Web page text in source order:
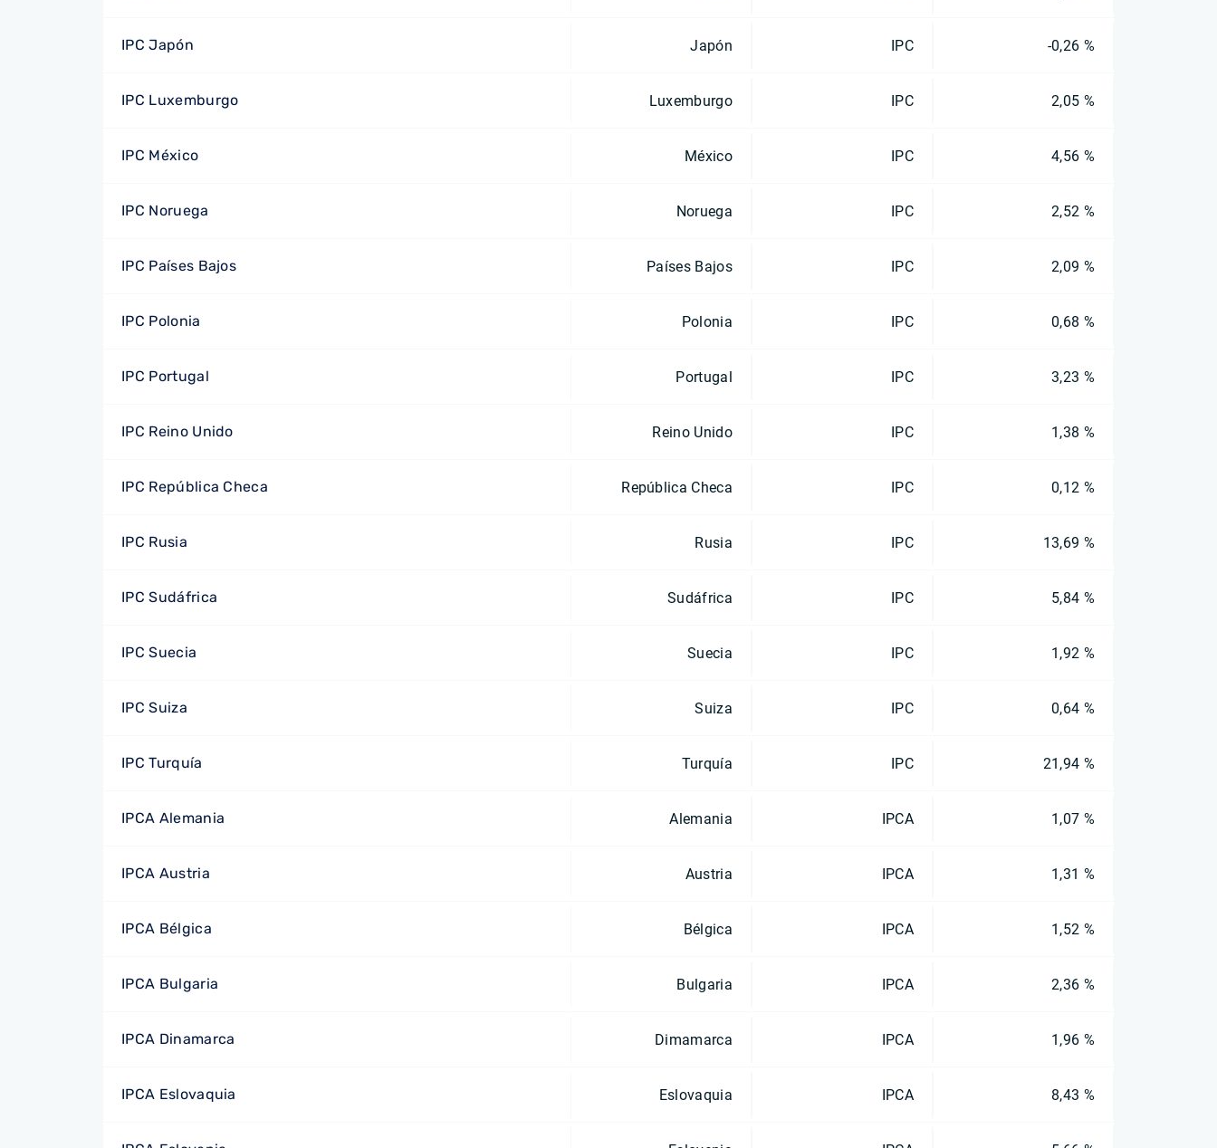
IPC Japón Japón IPC -0,26 %
IPC Luxemburgo Luxemburgo IPC 2,05 %
IPC México México IPC 4,56 %
IPC Noruega Noruega IPC 2,52 %
IPC Países Bajos Países Bajos IPC 2,09 %
IPC Polonia Polonia IPC 0,68 %
IPC Portugal Portugal IPC 3,23 %
IPC Reino Unido Reino Unido IPC 1,38 %
IPC República Checa República Checa IPC 0,12 %
IPC Rusia Rusia IPC 13,69 %
IPC Sudáfrica Sudáfrica IPC 5,84 %
IPC Suecia Suecia IPC 1,92 %
IPC Suiza Suiza IPC 0,64 %
IPC Turquía Turquía IPC 21,94 %
IPCA Alemania Alemania IPCA 1,07 %
IPCA Austria Austria IPCA 1,31 %
IPCA Bélgica Bélgica IPCA 1,52 %
IPCA Bulgaria Bulgaria IPCA 2,36 %
IPCA Dinamarca Dimamarca IPCA 1,96 %
IPCA Eslovaquia Eslovaquia IPCA 8,43 %